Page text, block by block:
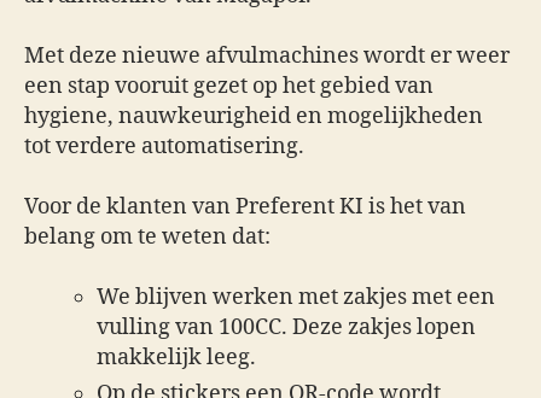
Met deze nieuwe afvulmachines wordt er weer
een stap vooruit gezet op het gebied van
hygiene, nauwkeurigheid en mogelijkheden
tot verdere automatisering.
Voor de klanten van Preferent KI is het van
belang om te weten dat:
We blijven werken met zakjes met een
vulling van 100CC. Deze zakjes lopen
makkelijk leeg.